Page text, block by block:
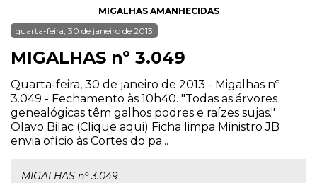
MIGALHAS AMANHECIDAS
quarta-feira, 30 de janeiro de 2013
MIGALHAS nº 3.049
Quarta-feira, 30 de janeiro de 2013 - Migalhas nº
3.049 - Fechamento às 10h40. "Todas as árvores
genealógicas têm galhos podres e raízes sujas."
Olavo Bilac (Clique aqui) Ficha limpa Ministro JB
envia ofício às Cortes do pa...
MIGALHAS nº 3.049